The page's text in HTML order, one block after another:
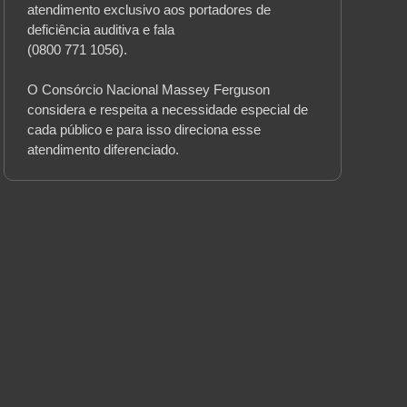
atendimento exclusivo aos portadores de
deficiência auditiva e fala
(0800 771 1056).
O Consórcio Nacional Massey Ferguson
considera e respeita a necessidade especial de
cada público e para isso direciona esse